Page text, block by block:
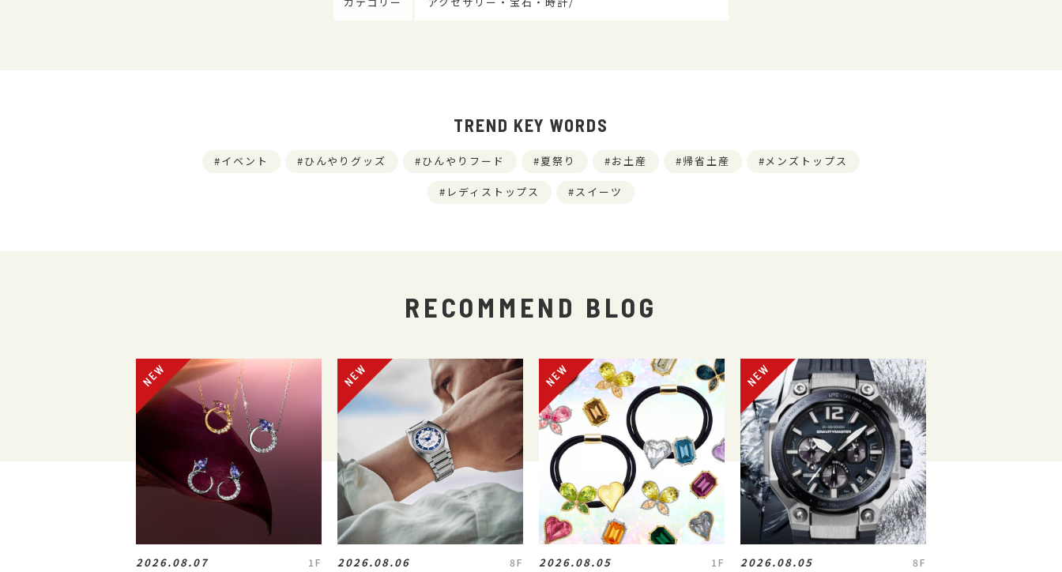
TREND KEY WORDS
イベント ひんやりグッズ ひんやりフード 夏祭り お土産 帰省土産 メンズトップス
レディストップス スイーツ
RECOMMEND BLOG
2026.08.07 1F 2026.08.06 8F 2026.08.05 1F 2026.08.05 8F